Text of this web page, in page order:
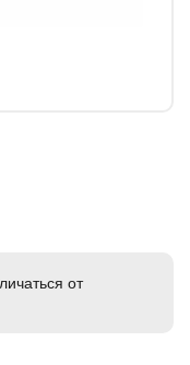
от